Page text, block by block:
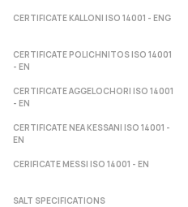
CERTIFICATE KALLONI ISO 14001 - ENG
CERTIFICATE POLICHNITOS ISO 14001
- ΕΝ
CERTIFICATE AGGELOCHORI ISO 14001
- ΕΝ
CERTIFICATE NEA KESSANI ISO 14001 -
ΕΝ
CERIFICATE MESSI ISO 14001 - ΕΝ
SALT SPECIFICATIONS